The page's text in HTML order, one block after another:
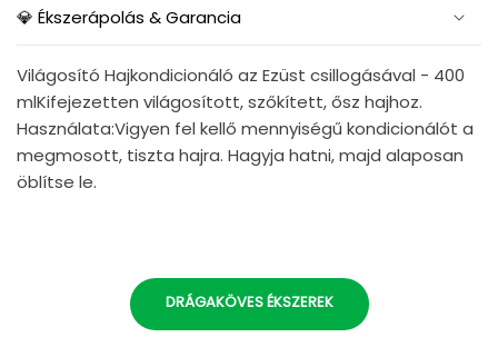
💎 Ékszerápolás & Garancia
Világosító Hajkondicionáló az Ezüst csillogásával - 400
mlKifejezetten világosított, szőkített, ősz hajhoz.
Használata:Vigyen fel kellő mennyiségű kondicionálót a
megmosott, tiszta hajra. Hagyja hatni, majd alaposan
öblítse le.
DRÁGAKÖVES ÉKSZEREK